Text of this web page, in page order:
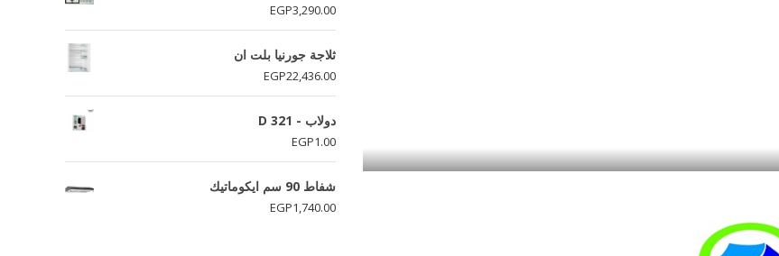
EGP3,290.00
ثلاجة جورنيا بلت ان
EGP22,436.00
دولاب - D 321
EGP1.00
شفاط 90 سم ايكوماتيك
EGP1,740.00